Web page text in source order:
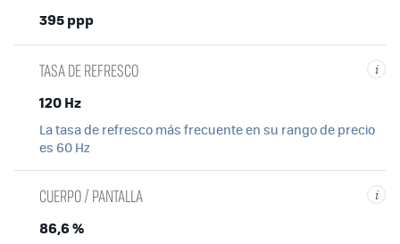
395 ppp
i
TASA DE REFRESCO
120 Hz
La tasa de refresco más frecuente en su rango de precio
es 60 Hz
i
CUERPO / PANTALLA
86,6 %